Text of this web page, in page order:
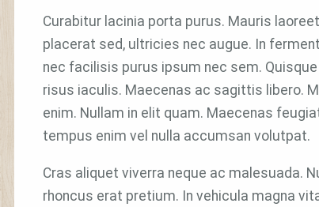
Curabitur lacinia porta purus. Mauris
placerat sed, ultricies nec augue. In
nec facilisis purus ipsum nec sem.
risus iaculis. Maecenas ac sagittis libero.
enim. Nullam in elit quam. Maecenas
tempus enim vel nulla accumsan volutpat.
Cras aliquet viverra neque ac malesuada.
rhoncus erat pretium. In vehicula magna